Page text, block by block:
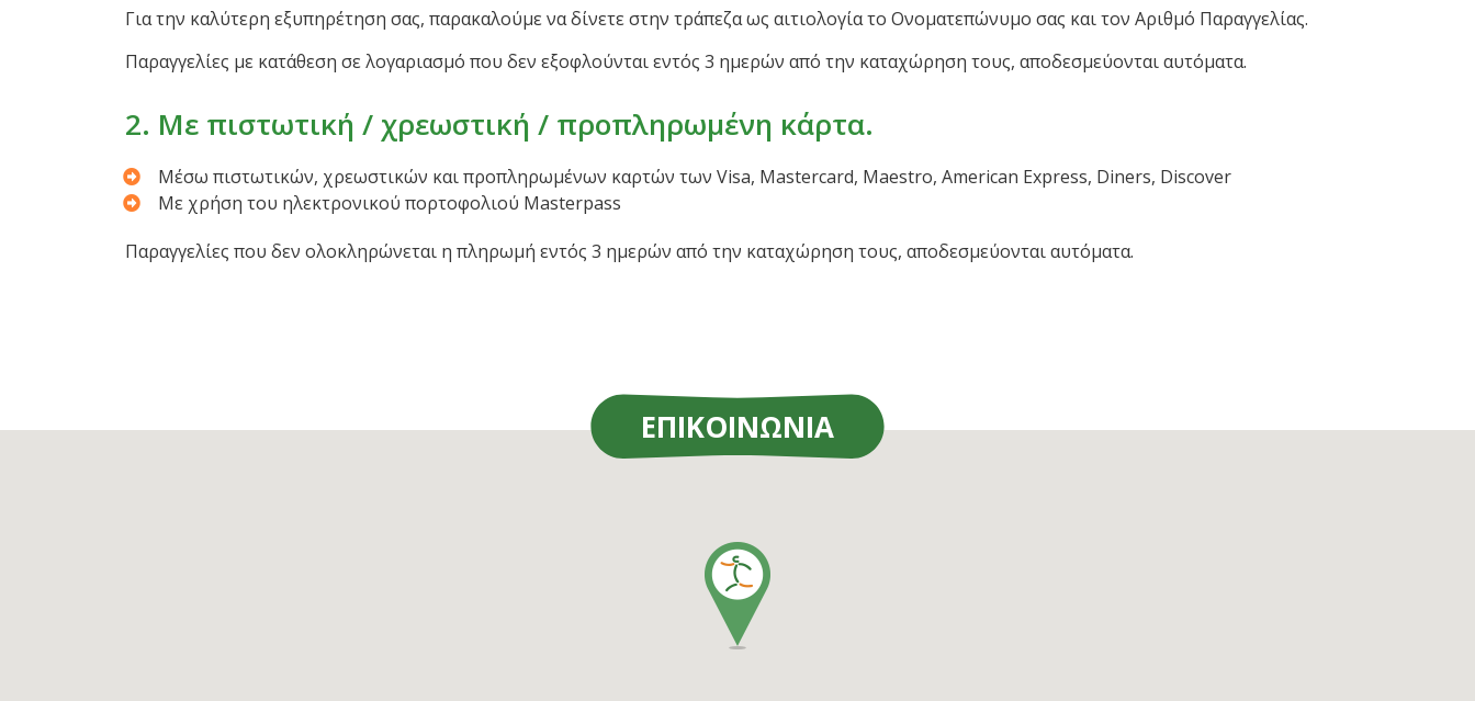
Για την καλύτερη εξυπηρέτηση σας, παρακαλούμε να δίνετε στην τράπεζα ως αιτιολογία το Ονοματεπώνυμο σας και τον Αριθμό Παραγγελίας.
Παραγγελίες με κατάθεση σε λογαριασμό που δεν εξοφλούνται εντός 3 ημερών από την καταχώρηση τους, αποδεσμεύονται αυτόματα.
2. Με πιστωτική / χρεωστική / προπληρωμένη κάρτα.
Μέσω πιστωτικών, χρεωστικών και προπληρωμένων καρτών των Visa, Mastercard, Maestro, American Express, Diners, Discover
Με χρήση του ηλεκτρονικού πορτοφολιού Masterpass
Παραγγελίες που δεν ολοκληρώνεται η πληρωμή εντός 3 ημερών από την καταχώρηση τους, αποδεσμεύονται αυτόματα.
ΕΠΙΚΟΙΝΩΝΙΑ